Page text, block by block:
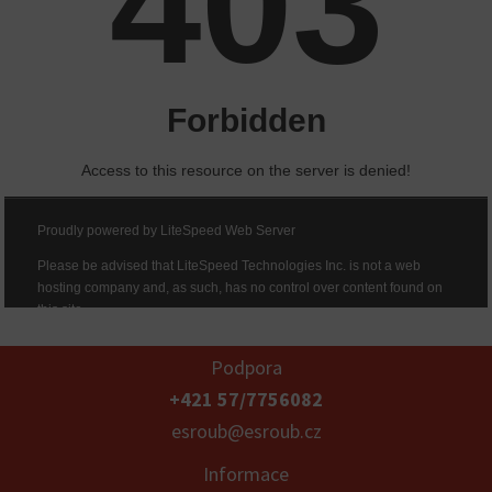
Podpora
+421 57/7756082
esroub@esroub.cz
Informace